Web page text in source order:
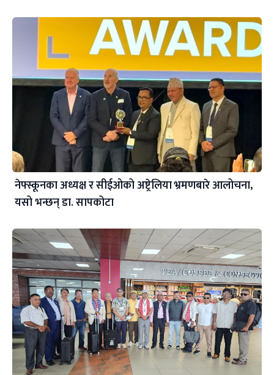
नेफ्स्कूनका अध्यक्ष र सीईओको अष्ट्रेलिया भ्रमणबारे आलोचना,
यसो भन्छन् डा‍. सापकोटा